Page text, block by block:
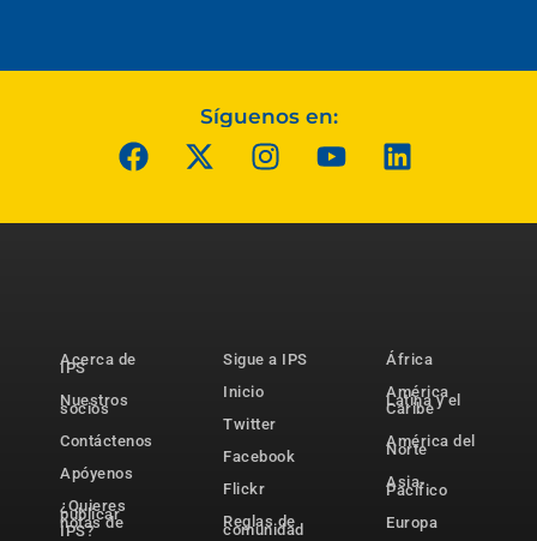
Síguenos en:
Acerca de
IPS
Nuestros
socios
Contáctenos
Apóyenos
¿Quieres
publicar
notas de
IPS?
Sigue a IPS
Inicio
Twitter
Facebook
Flickr
Reglas de
comunidad
África
América
Latina y el
Caribe
América del
Norte
Asia-
Pacífico
Europa